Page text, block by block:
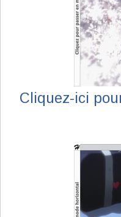
Cliquez-ici